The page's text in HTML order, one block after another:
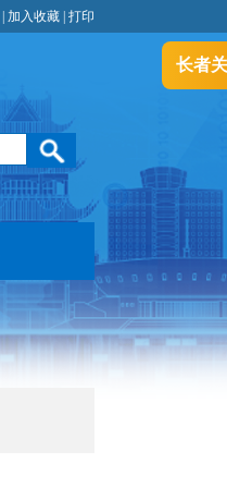
长者
加入收藏 打印